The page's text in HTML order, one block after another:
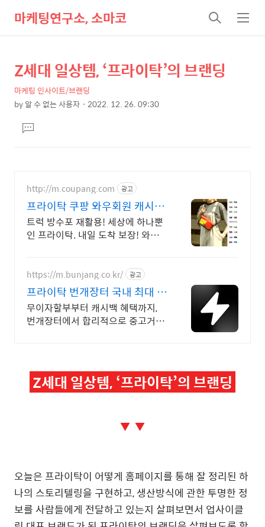
마케팅연구소, 소마코
검
색
메
뉴
상
세
컨
텐
츠
본
문
제
목
Z세대 일상템, ‘프라이탁’의 브랜딩
마케팅 인사이트/브랜딩
by알 수 없는 사용자 2022. 12. 26. 09:30
문댓
글
http://m.coupang.com 광고
프라이탁 쿠팡 와우회원 캐시적
립
트럭 방수포 재활용! 세상에 하나뿐
인 프라이탁. 내일 도착 보장! 와우
https://m.bunjang.co.kr/ 광고
프라이탁 번개장터 국내 최대 브
랜드 중고거래
무이자할부부터 캐시백 혜택까지,
번개장터에서 합리적으로 중고거래
Z세대 일상템, ‘프라이탁’의 브랜딩
▼ ▼
오늘은 프라이탁이 어떻게 홈페이지를 통해 잘 정리된 하
나의 스토리텔링을 구현하고, 생산방식에 관한 투명한 정
보를 사람들에게 전달하고 있는지 살펴보면서 업사이클